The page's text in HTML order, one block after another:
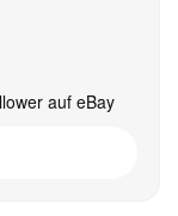
auf eBay